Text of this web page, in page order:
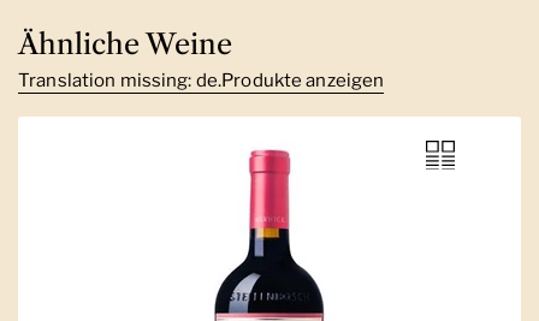
Ähnliche Weine
Translation missing: de.Produkte anzeigen